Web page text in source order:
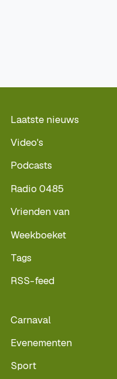
Laatste nieuws
Video's
Podcasts
Radio 0485
Vrienden van
Weekboeket
Tags
RSS-feed
Carnaval
Evenementen
Sport